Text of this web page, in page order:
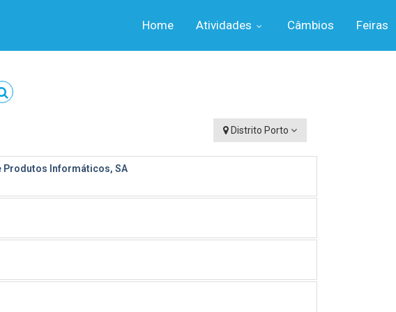
Home Atividades Câmbios Feiras
Distrito Porto
Produtos Informáticos, SA